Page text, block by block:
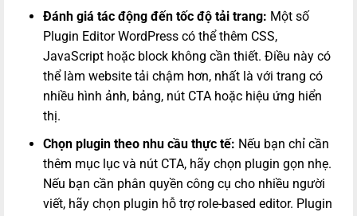
Đánh giá tác động đến tốc độ tải trang: Một số
Plugin Editor WordPress có thể thêm CSS,
JavaScript hoặc block không cần thiết. Điều này có
thể làm website tải chậm hơn, nhất là với trang có
nhiều hình ảnh, bảng, nút CTA hoặc hiệu ứng hiển
thị.
Chọn plugin theo nhu cầu thực tế: Nếu bạn chỉ cần
thêm mục lục và nút CTA, hãy chọn plugin gọn nhẹ.
Nếu bạn cần phân quyền công cụ cho nhiều người
viết, hãy chọn plugin hỗ trợ role-based editor. Plugin